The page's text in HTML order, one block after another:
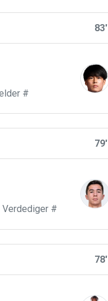
83'
#
79'
Verdediger #
78'